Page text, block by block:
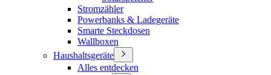
Stromzähler
Powerbanks & Ladegeräte
Smarte Steckdosen
Wallboxen
Haushaltsgeräte
Alles entdecken